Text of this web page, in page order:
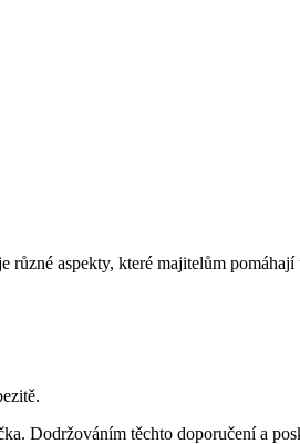
různé aspekty, které majitelům
Dodržováním těchto doporučení a